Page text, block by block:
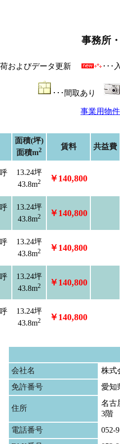
事務所
荷およびデータ更新 ･･･
･･･間取あり
事業用物
面積(坪)
面積m2 賃料 共益費
13.24坪
43.8m2 ￥140,800
13.24坪
43.8m2 ￥140,800
13.24坪
43.8m2 ￥140,800
13.24坪
43.8m2 ￥140,800
13.24坪
43.8m2 ￥140,800
会社名
株式
免許番号
愛知
住所
名古
3階
電話番号
052-